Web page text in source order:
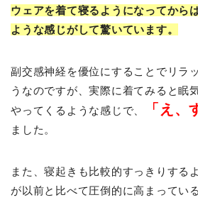
ウェアを着て寝るようになってから
ような感じがして驚いています。
副交感神経を優位にすることでリラ
うなのですが、実際に着てみると眠
やってくるような感じで、
「え、
ました。
また、寝起きも比較的すっきりする
が以前と比べて圧倒的に高まってい